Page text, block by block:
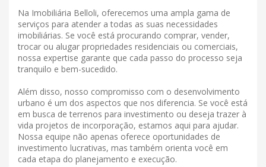
Na Imobiliária Belloli, oferecemos uma ampla gama de
serviços para atender a todas as suas necessidades
imobiliárias. Se você está procurando comprar, vender,
trocar ou alugar propriedades residenciais ou comerciais,
nossa expertise garante que cada passo do processo seja
tranquilo e bem-sucedido.
Além disso, nosso compromisso com o desenvolvimento
urbano é um dos aspectos que nos diferencia. Se você está
em busca de terrenos para investimento ou deseja trazer à
vida projetos de incorporação, estamos aqui para ajudar.
Nossa equipe não apenas oferece oportunidades de
investimento lucrativas, mas também orienta você em
cada etapa do planejamento e execução.